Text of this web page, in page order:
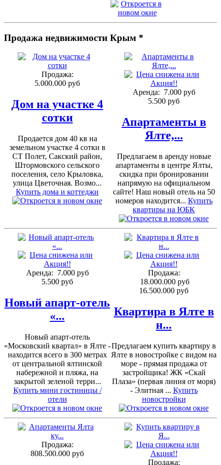
Продажа недвижимости Крым *
Продажа:
5.000.000 руб
Дом на участке 4
сотки
Продается дом 40 кв на
земельном участке 4 сотки в
СТ Полет, Сакский район,
Штормовского сельского
поселения, село Крыловка,
улица Цветочная. Возмо...
Купить дома и коттеджи
Аренда: 7.000 руб
5.500 руб
Апартаменты в
Ялте,...
Предлагаем в аренду новые
апартаменты в центре Ялты,
скидка при бронировании
напрямую на официальном
сайте! Наш новый отель на 50
номеров находится... Купить
квартиры на ЮБК
Аренда: 7.000 руб
5.500 руб
Новый апарт-отель
«...
Новый апарт-отель
«Московский квартал» в Ялте -
находится всего в 300 метрах
от центральной ялтинской
набережной и пляжа, на
закрытой зеленой терри...
Купить мини гостиницы /
отели
Продажа:
18.000.000 руб
16.500.000 руб
Квартира в Ялте в
н...
Предлагаем купить квартиру в
Ялте в новостройке с видом на
море - прямая продажа от
застройщика! ЖК «Скай
Плаза» (первая линия от моря)
- Элитная ... Купить
новостройки
Продажа:
808.500.000 руб
Продажа: